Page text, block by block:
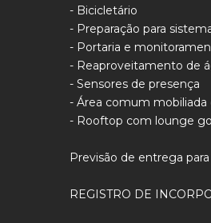
- Bicicletário
- Preparação para
- Portaria e
- Reaproveitamento de
- Sensores de presença
- Área comum mobiliada
- Rooftop com lounge
Previsão de entrega
REGISTRO DE